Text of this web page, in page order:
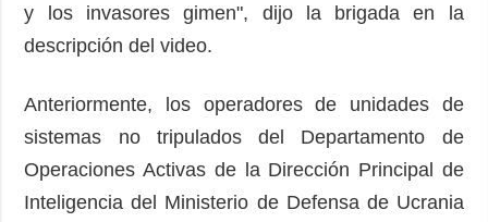
y los invasores gimen", dijo la brigada en la
descripción del video.
Anteriormente, los operadores de unidades de
sistemas no tripulados del Departamento de
Operaciones Activas de la Dirección Principal de
Inteligencia del Ministerio de Defensa de Ucrania